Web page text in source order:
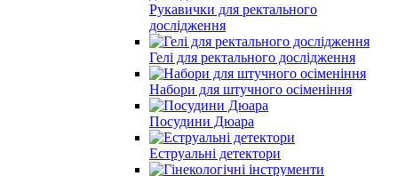
Рукавички для ректального
дослідження
Гелі для ректального дослідження
Набори для штучного осіменіння
Посудини Дюара
Еструальні детектори